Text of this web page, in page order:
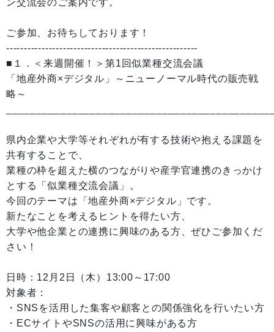
ン交流会のご案内です。
ご参加、お待ちしております！
------------------------------------------------------
■１．＜来週開催！＞第1回似業種交流会議
「地産外商×デジタル」～ニューノーマル時代の販売戦
略～
県内企業や大学等それぞれが有する技術や抱える課題を
共有することで、
業種の枠を超えた横のつながりや産学官連携のきっかけ
とする「似業種交流会議」。
今回のテーマは「地産外商×デジタル」です。
新たなことを考えるヒントを得たい方、
大学や他企業との連携に興味のある方、ぜひご参加くだ
さい！
日時：12月2日（木）13:00～17:00
対象者：
・SNSを活用した集客や顧客との関係強化を行いたい方
・ECサイトやSNSの活用に興味がある方